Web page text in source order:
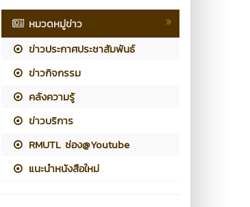
หมวดหมู่ข่าว
ข่าวประกาศประชาสัมพันธ์
ข่าวกิจกรรม
คลังความรู้
ข่าวบริการ
RMUTL ช่อง@Youtube
แนะนำหนังสือใหม่